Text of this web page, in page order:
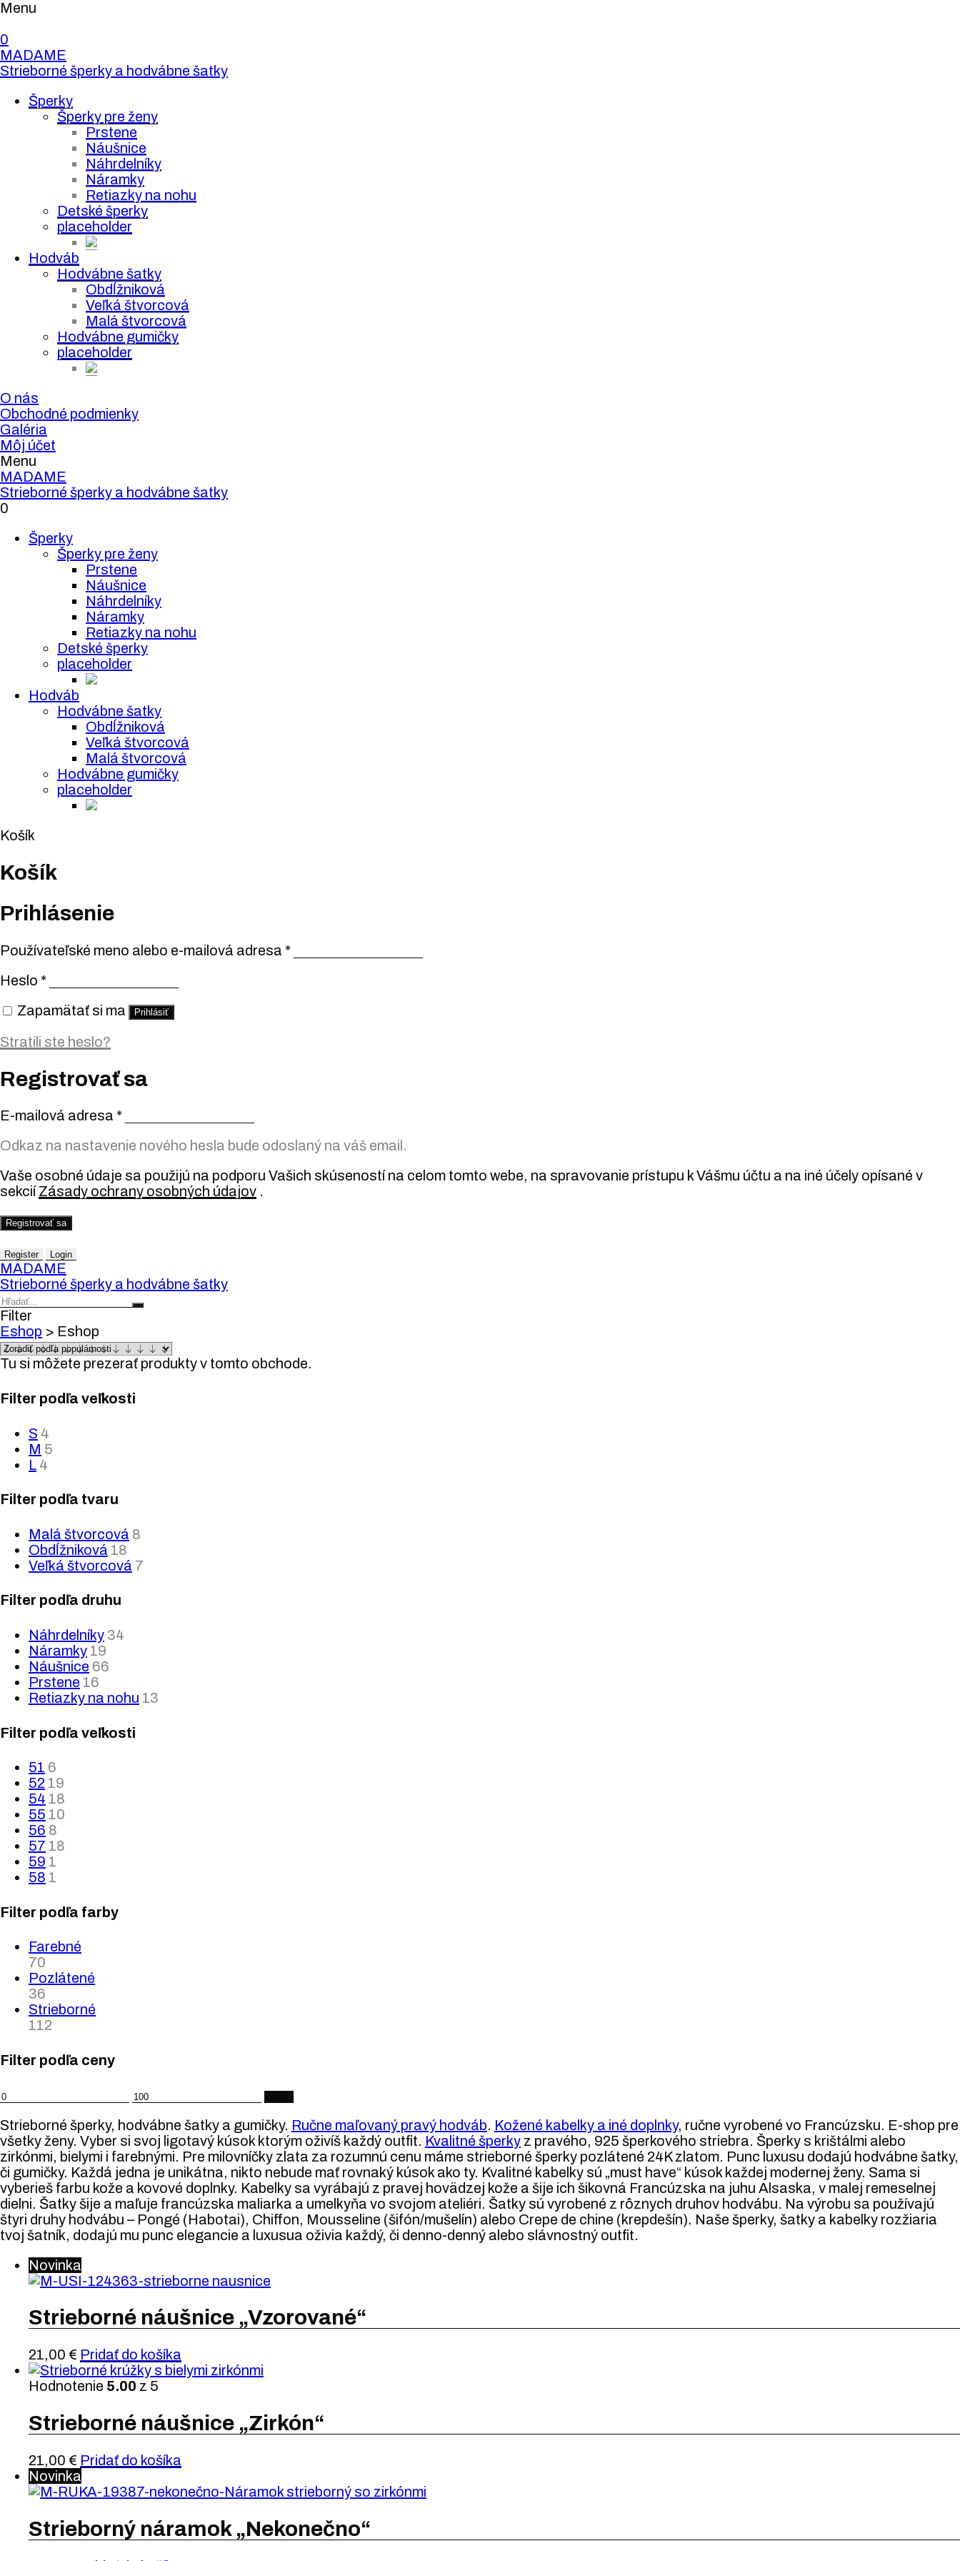
Menu
0
MADAME
Strieborné šperky a hodvábne šatky
Šperky
Šperky pre ženy
Prstene
Náušnice
Náhrdelníky
Náramky
Retiazky na nohu
Detské šperky
placeholder
Hodváb
Hodvábne šatky
Obdĺžniková
Veľká štvorcová
Malá štvorcová
Hodvábne gumičky
placeholder
O nás
Obchodné podmienky
Galéria
Môj účet
Menu
MADAME
Strieborné šperky a hodvábne šatky
0
Šperky
Šperky pre ženy
Prstene
Náušnice
Náhrdelníky
Náramky
Retiazky na nohu
Detské šperky
placeholder
Hodváb
Hodvábne šatky
Obdĺžniková
Veľká štvorcová
Malá štvorcová
Hodvábne gumičky
placeholder
Košík
Košík
Prihlásenie
Používateľské meno alebo e-mailová adresa *
Heslo *
Zapamätať si ma
Prihlásiť
Stratili ste heslo?
Registrovať sa
E-mailová adresa *
Odkaz na nastavenie nového hesla bude odoslaný na váš email.
Vaše osobné údaje sa použijú na podporu Vašich skúseností na celom tomto webe, na spravovanie prístupu k Vášmu účtu a na iné účely opísané v
sekciíZásady ochrany osobných údajov .
Registrovať sa
Register Login
MADAME
Strieborné šperky a hodvábne šatky
Filter
Eshop > Eshop
Tu si môžete prezerať produkty v tomto obchode.
Filter podľa veľkosti
S 4
M 5
L 4
Filter podľa tvaru
Malá štvorcová 8
Obdĺžniková 18
Veľká štvorcová 7
Filter podľa druhu
Náhrdelníky 34
Náramky 19
Náušnice 66
Prstene 16
Retiazky na nohu 13
Filter podľa veľkosti
51 6
52 19
54 18
55 10
56 8
57 18
59 1
58 1
Filter podľa farby
Farebné
70
Pozlátené
36
Strieborné
112
Filter podľa ceny
Minimálna
Maximálna
Strieborné šperky, hodvábne šatky a gumičky. Ručne maľovaný pravý hodváb. Kožené kabelky a iné doplnky, ručne vyrobené vo Francúzsku. E-shop pre
všetky ženy. Vyber si svoj ligotavý kúsok ktorým oživíš každý outfit. Kvalitné šperky z pravého, 925 šperkového striebra. Šperky s krištálmi alebo
zirkónmi, bielymi i farebnými. Pre milovníčky zlata za rozumnú cenu máme strieborné šperky pozlátené 24K zlatom. Punc luxusu dodajú hodvábne šatky,
či gumičky. Každá jedna je unikátna, nikto nebude mať rovnaký kúsok ako ty. Kvalitné kabelky sú „must have“ kúsok každej modernej ženy. Sama si
vyberieš farbu kože a kovové doplnky. Kabelky sa vyrábajú z pravej hovädzej kože a šije ich šikovná Francúzska na juhu Alsaska, v malej remeselnej
dielni. Šatky šije a maľuje francúzska maliarka a umelkyňa vo svojom ateliéri. Šatky sú vyrobené z rôznych druhov hodvábu. Na výrobu sa používajú
štyri druhy hodvábu – Pongé (Habotai), Chiffon, Mousseline (šifón/mušelín) alebo Crepe de chine (krepdešín). Naše šperky, šatky a kabelky rozžiaria
tvoj šatník, dodajú mu punc elegancie a luxusua oživia každý, či denno-denný alebo slávnostný outfit.
Novinka
Strieborné náušnice „Vzorované“
21,00 € Pridať do košíka
Hodnotenie 5.00 z 5
Strieborné náušnice „Zirkón“
21,00 € Pridať do košíka
Novinka
Strieborný náramok „Nekonečno“